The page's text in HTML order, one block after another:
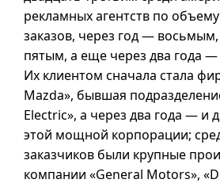
рекламных агентств по
заказов, через год —
пятым, а еще через два года
Их клиентом сначала стала
Mazda», бывшая
Electric», а через два года — и
этой мощной корпорации;
заказчиков были крупные
компании «General Motors»,